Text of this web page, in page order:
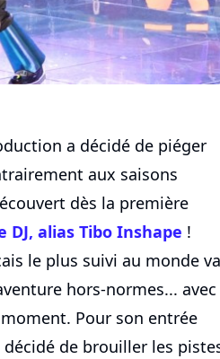
a décidé de piéger
aux saisons
dès la première
DJ, alias Tibo Inshape !
le plus suivi au monde va
hors-normes... avec
Pour son entrée
de brouiller les